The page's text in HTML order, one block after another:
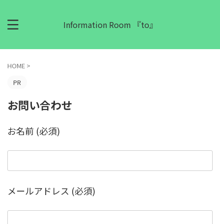
Information Room 『to』
HOME >
PR
お問い合わせ
お名前 (必須)
メールアドレス (必須)